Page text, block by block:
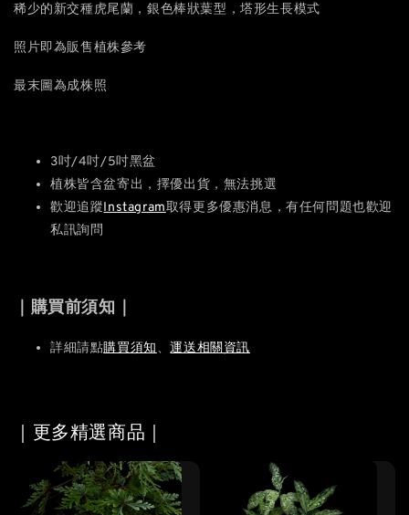
稀少的新交種虎尾蘭，銀色棒狀葉型，塔形生長模式
照片即為販售植株參考
最末圖為成株照
3吋/4吋/5吋黑盆
植株皆含盆寄出，擇優出貨，無法挑選
歡迎追蹤Instagram取得更多優惠消息，有任何問題也歡迎
私訊詢問
｜購買前須知｜
詳細請點購買須知、運送相關資訊
｜更多精選商品｜